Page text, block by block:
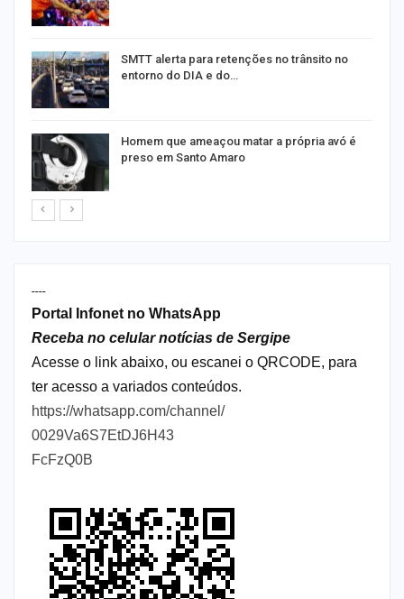
SMTT alerta para retenções no trânsito no
entorno do DIA e do…
Homem que ameaçou matar a própria avó é
preso em Santo Amaro
----
Portal Infonet no WhatsApp
Receba no celular notícias de Sergipe
Acesse o link abaixo, ou escanei o QRCODE, para
ter acesso a variados conteúdos.
https://whatsapp.com/channel/
0029Va6S7EtDJ6H43
FcFzQ0B